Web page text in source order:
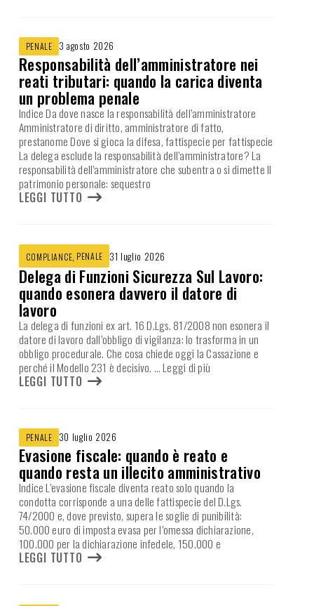
PENALE 3 agosto 2026
Responsabilità dell’amministratore nei
reati tributari: quando la carica diventa
un problema penale
Indice Da dove nasce la responsabilità dell’amministratore
Amministratore di diritto, amministratore di fatto,
prestanome Dove si gioca la difesa, fattispecie per fattispecie
La delega esclude la responsabilità dell’amministratore? La
responsabilità dell’amministratore che subentra o si dimette Il
patrimonio personale: sequestro
LEGGI TUTTO
COMPLIANCE, PENALE 31 luglio 2026
Delega di Funzioni Sicurezza Sul Lavoro:
quando esonera davvero il datore di
lavoro
La delega di funzioni ex art. 16 D.Lgs. 81/2008 non esonera il
datore di lavoro dall’obbligo di vigilanza: lo trasforma in un
obbligo procedurale. Che cosa chiede oggi la Cassazione e
perché il Modello 231 è decisivo. … Leggi di più
LEGGI TUTTO
PENALE 30 luglio 2026
Evasione fiscale: quando è reato e
quando resta un illecito amministrativo
Indice L’evasione fiscale diventa reato solo quando la
condotta corrisponde a una delle fattispecie del D.Lgs.
74/2000 e, dove previsto, supera le soglie di punibilità:
50.000 euro di imposta evasa per l’omessa dichiarazione,
100.000 per la dichiarazione infedele, 150.000 e
LEGGI TUTTO